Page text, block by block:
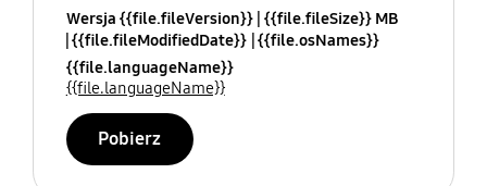
Wersja {{file.fileVersion}} {{file.fileSize}} MB
{{file.fileModifiedDate}} {{file.osNames}}
{{file.languageName}}
{{file.languageName}}
Pobierz